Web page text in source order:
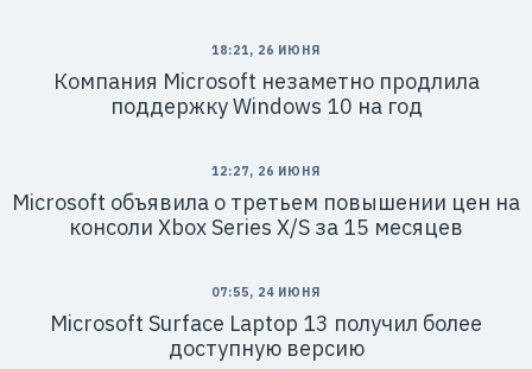
18:21, 26 ИЮНЯ
Компания Microsoft незаметно продлила
поддержку Windows 10 на год
12:27, 26 ИЮНЯ
Microsoft объявила о третьем повышении цен на
консоли Xbox Series X/S за 15 месяцев
07:55, 24 ИЮНЯ
Microsoft Surface Laptop 13 получил более
доступную версию